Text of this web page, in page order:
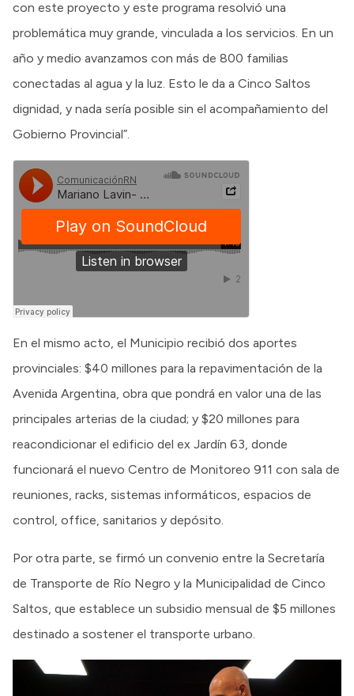
con este proyecto y este programa resolvió una
problemática muy grande, vinculada a los servicios. En un
año y medio avanzamos con más de 800 familias
conectadas al agua y la luz. Esto le da a Cinco Saltos
dignidad, y nada sería posible sin el acompañamiento del
Gobierno Provincial”.
En el mismo acto, el Municipio recibió dos aportes
provinciales: $40 millones para la repavimentación de la
Avenida Argentina, obra que pondrá en valor una de las
principales arterias de la ciudad; y $20 millones para
reacondicionar el edificio del ex Jardín 63, donde
funcionará el nuevo Centro de Monitoreo 911 con sala de
reuniones, racks, sistemas informáticos, espacios de
control, office, sanitarios y depósito.
Por otra parte, se firmó un convenio entre la Secretaría
de Transporte de Río Negro y la Municipalidad de Cinco
Saltos, que establece un subsidio mensual de $5 millones
destinado a sostener el transporte urbano.